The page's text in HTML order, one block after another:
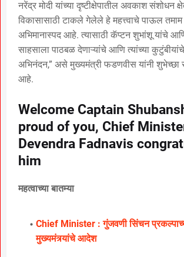
नरेंद्र मोदी यांच्या दृष्टीक्षेपातील अवकाश संशोधन
विकासासाठी टाकले गेलेले हे महत्त्वाचे पाऊल तमाम
अभिमानास्पद आहे. त्यासाठी कॅप्टन शुभांशू यांचे आणि
साहसाला पाठबळ देणाऱ्यांचे आणि त्यांच्या
अभिनंदन,” असे मुख्यमंत्री फडणवीस यांनी शुभेच्छा
आहे.
Welcome Captain
proud of you, Chief
Devendra Fadnavis
him
महत्वाच्या बातम्या
Chief Minister : गुंजवणी सिंचन प्रकल्पाच्या
मुख्यमंत्र्यांचे आदेश